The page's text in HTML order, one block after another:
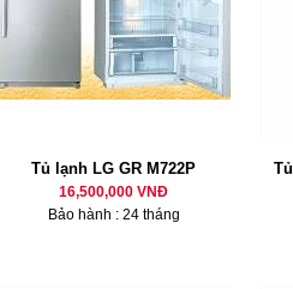
Tủ lạnh LG GR M722P
16,500,000 VNĐ
Bảo hành : 24 tháng